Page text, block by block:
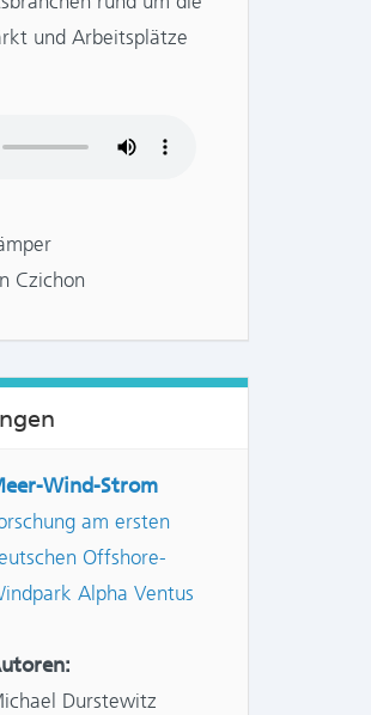
und Arbeitsplätze
Czichon
Wind-Strom
am ersten
Offshore-
Alpha Ventus
Durstewitz